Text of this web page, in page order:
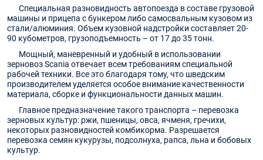
Специальная разновидность автопоезда в составе грузовой
машины и прицепа с бункером либо самосвальным кузовом из
стали/алюминия. Объем кузовной надстройки составляет 20-
90 кубометров, грузоподъемность – от 17 до 35 тонн.
Мощный, маневренный и удобный в использовании
зерновоз Scania отвечает всем требованиям специальной
рабочей техники. Все это благодаря тому, что шведским
производителем уделяется особое внимание качественности
материала, сборке и функциональности данных машин.
Главное предназначение такого транспорта – перевозка
зерновых культур: ржи, пшеницы, овса, ячменя, гречихи,
некоторых разновидностей комбикорма. Разрешается
перевозка семян кукурузы, подсолнуха, рапса, льна и бобовых
культур.